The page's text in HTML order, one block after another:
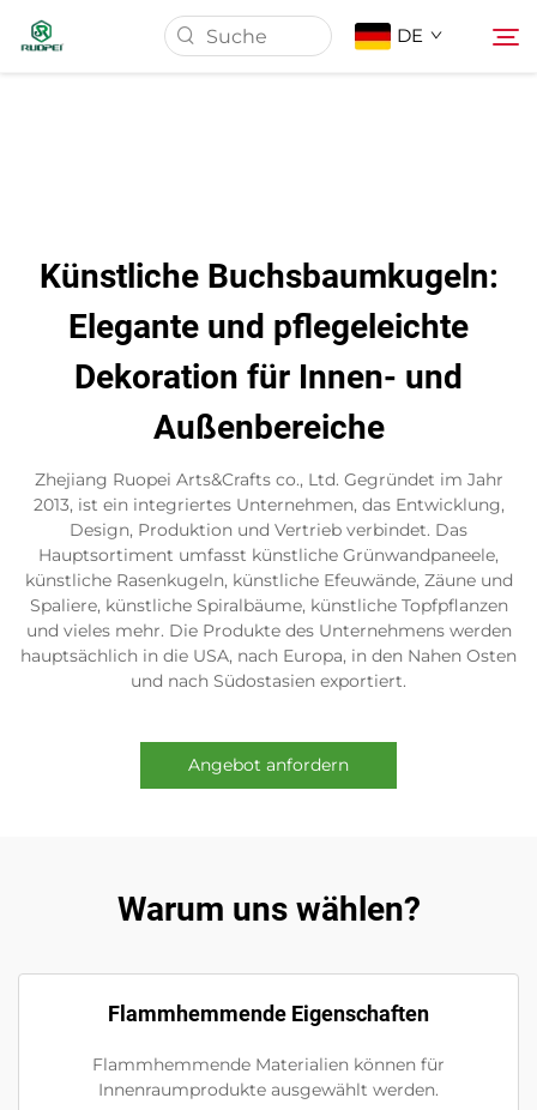
DE
Neuigkeiten
Kontakt
Künstliche Buchsbaumkugeln:
Elegante und pflegeleichte
Dekoration für Innen- und
Außenbereiche
Zhejiang Ruopei Arts&Crafts co., Ltd. Gegründet im Jahr
2013, ist ein integriertes Unternehmen, das Entwicklung,
Design, Produktion und Vertrieb verbindet. Das
Hauptsortiment umfasst künstliche Grünwandpaneele,
künstliche Rasenkugeln, künstliche Efeuwände, Zäune und
Spaliere, künstliche Spiralbäume, künstliche Topfpflanzen
und vieles mehr. Die Produkte des Unternehmens werden
hauptsächlich in die USA, nach Europa, in den Nahen Osten
und nach Südostasien exportiert.
Angebot anfordern
Warum uns wählen?
Flammhemmende Eigenschaften
Flammhemmende Materialien können für
Innenraumprodukte ausgewählt werden.